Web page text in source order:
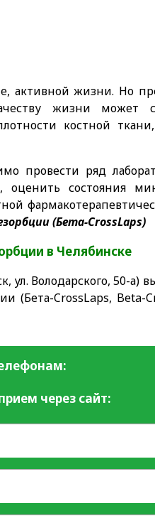
активной жизни. Но
жизни может
костной
провести ряд
оценить состояния
(Бета-CrossLaps)
в Челябинске
Володарского, 50-а)
(Бета-CrossLaps, Beta-
через сайт: